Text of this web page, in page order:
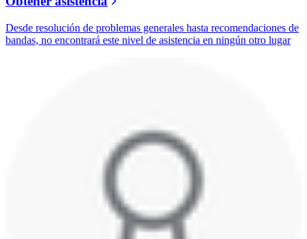
Desde resolución de problemas generales hasta recomendaciones de
bandas, no encontrará este nivel de asistencia en ningún otro lugar